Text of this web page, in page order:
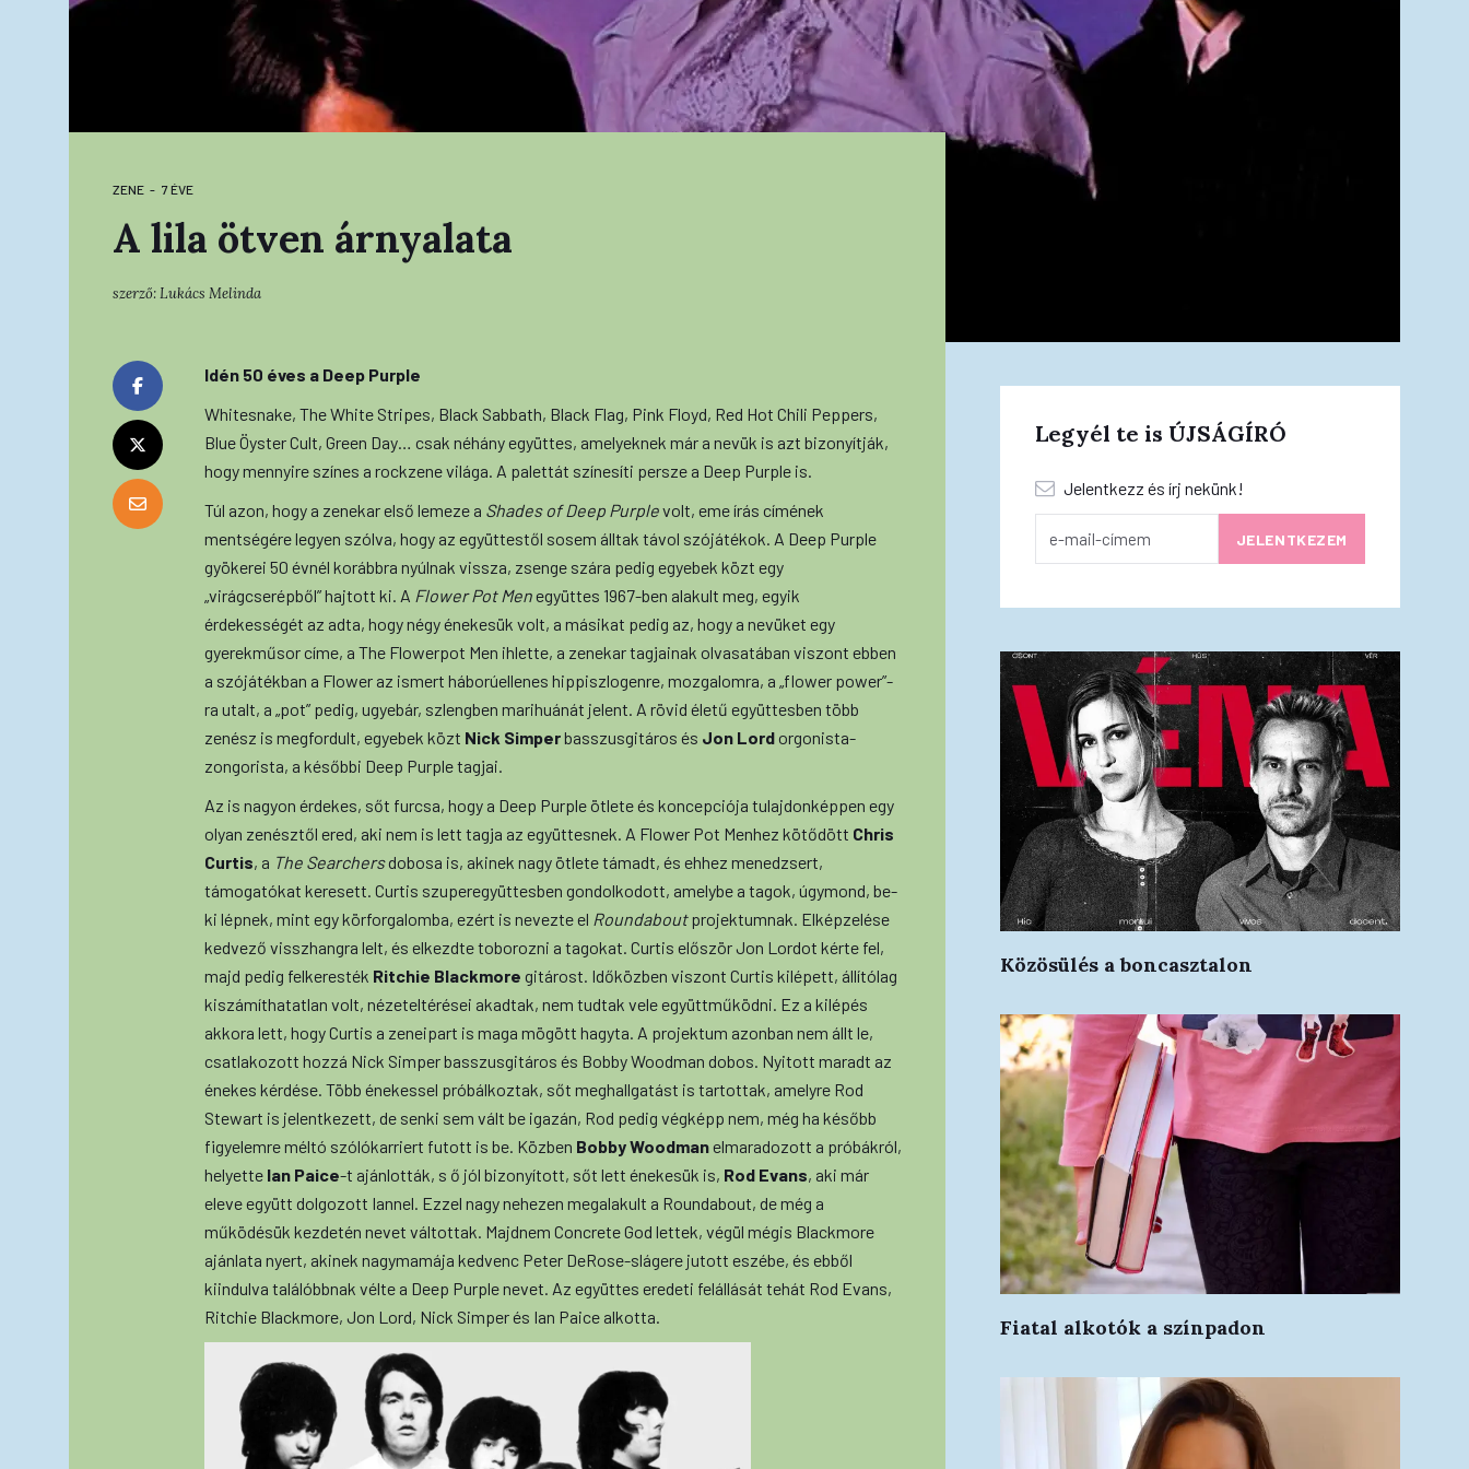
ZENE 7 ÉVE
A lila ötven árnyalata
szerző:Lukács Melinda
Idén 50 éves a Deep Purple
Whitesnake, The White Stripes, Black Sabbath, Black Flag, Pink Floyd, Red Hot Chili Peppers,
Blue Öyster Cult, Green Day… csak néhány együttes, amelyeknek már a nevük is azt bizonyítják,
hogy mennyire színes a rockzene világa. A palettát színesíti persze a Deep Purple is.
Túl azon, hogy a zenekar első lemeze a Shades of Deep Purplevolt, eme írás címének
mentségére legyen szólva, hogy az együttestől sosem álltak távol szójátékok. A Deep Purple
gyökerei 50 évnél korábbra nyúlnak vissza, zsenge szára pedig egyebek közt egy
„virágcserépből” hajtott ki. A Flower Pot Menegyüttes 1967-ben alakult meg, egyik
érdekességét az adta, hogy négy énekesük volt, a másikat pedig az, hogy a nevüket egy
gyerekműsor címe, a The Flowerpot Men ihlette, a zenekar tagjainak olvasatában viszont ebben
a szójátékban a Flower az ismert háborúellenes hippiszlogenre, mozgalomra, a „flower power”-
ra utalt, a „pot” pedig, ugyebár, szlengben marihuánát jelent. A rövid életű együttesben több
zenész is megfordult, egyebek közt Nick Simperbasszusgitáros és Jon Lordorgonista-
zongorista, a későbbi Deep Purple tagjai.
Az is nagyon érdekes, sőt furcsa, hogy a Deep Purple ötlete és koncepciója tulajdonképpen egy
olyan zenésztől ered, aki nem is lett tagja az együttesnek. A Flower Pot Menhez kötődött Chris
Curtis, a The Searchersdobosa is, akinek nagy ötlete támadt, és ehhez menedzsert,
támogatókat keresett. Curtis szuperegyüttesben gondolkodott, amelybe a tagok, úgymond, be-
ki lépnek, mint egy körforgalomba, ezért is nevezte el Roundaboutprojektumnak. Elképzelése
kedvező visszhangra lelt, és elkezdte toborozni a tagokat. Curtis először Jon Lordot kérte fel,
majd pedig felkeresték Ritchie Blackmore gitárost. Időközben viszont Curtis kilépett, állítólag
kiszámíthatatlan volt, nézeteltérései akadtak, nem tudtak vele együttműködni. Ez a kilépés
akkora lett, hogy Curtis a zeneipart is maga mögött hagyta. A projektum azonban nem állt le,
csatlakozott hozzá Nick Simper basszusgitáros és Bobby Woodman dobos. Nyitott maradt az
énekes kérdése. Több énekessel próbálkoztak, sőt meghallgatást is tartottak, amelyre Rod
Stewart is jelentkezett, de senki sem vált be igazán, Rod pedig végképp nem, még ha később
figyelemre méltó szólókarriert futott is be. Közben Bobby Woodmanelmaradozott a próbákról,
helyette Ian Paice-t ajánlották, s ő jól bizonyított, sőt lett énekesük is, Rod Evans, aki már
eleve együtt dolgozott Iannel. Ezzel nagy nehezen megalakult a Roundabout, de még a
működésük kezdetén nevet váltottak. Majdnem Concrete God lettek, végül mégis Blackmore
ajánlata nyert, akinek nagymamája kedvenc Peter DeRose-slágere jutott eszébe, és ebből
kiindulva találóbbnak vélte a Deep Purple nevet. Az együttes eredeti felállását tehát Rod Evans,
Ritchie Blackmore, Jon Lord, Nick Simper és Ian Paice alkotta.
Legyél te is ÚJSÁGÍRÓ
Jelentkezz és írj nekünk!
Közösülés a boncasztalon
Fiatal alkotók a színpadon